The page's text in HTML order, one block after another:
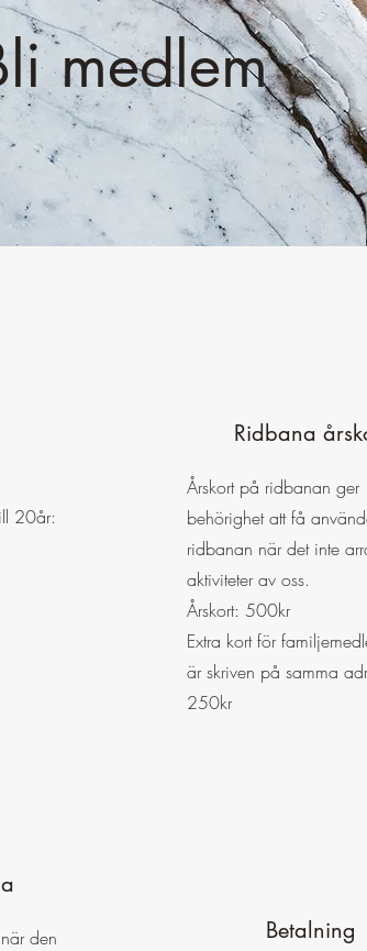
medlem
20år:
den
Ridbana
Årskort på ridbanan ger
behörighet att få
ridbanan när det inte
aktiviteter av oss.
Årskort: 500kr
Extra kort för
är skriven på samma
250kr
Betalning